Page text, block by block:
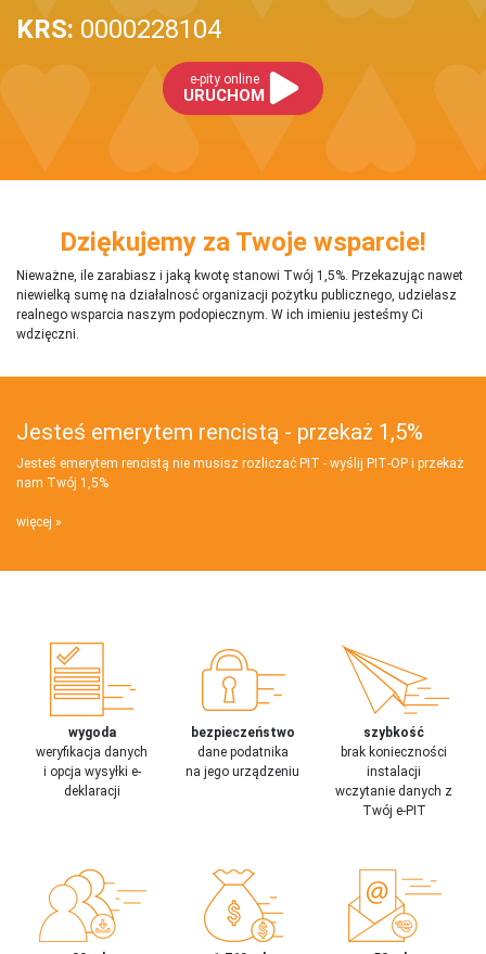
KRS: 0000228104
e-pity online
URUCHOM
Dziękujemy za Twoje wsparcie!
Nieważne, ile zarabiasz i jaką kwotę stanowi Twój 1,5%. Przekazując nawet
niewielką sumę na działalnosć organizacji pożytku publicznego, udzielasz
realnego wsparcia naszym podopiecznym. W ich imieniu jesteśmy Ci
wdzięczni.
Jesteś emerytem rencistą - przekaż 1,5%
Jesteś emerytem rencistą nie musisz rozliczać PIT - wyślij PIT‑OP i przekaż
nam Twój 1,5%
więcej
wygoda
weryfikacja danych
i opcja wysyłki e-
deklaracji
bezpieczeństwo
dane podatnika
na jego urządzeniu
szybkość
brak konieczności
instalacji
wczytanie danych z
Twój e-PIT